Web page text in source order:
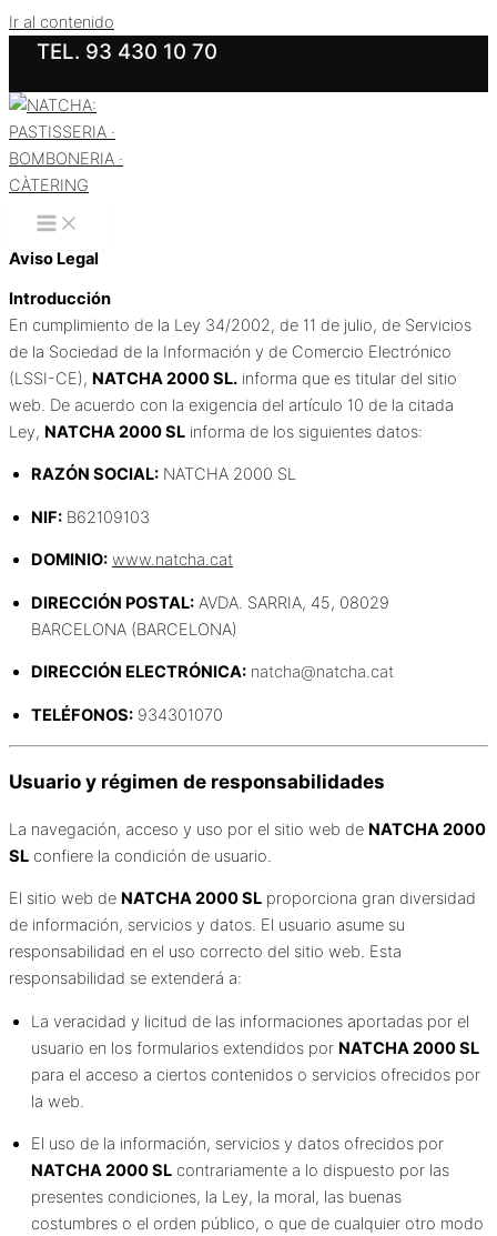
Ir al contenido
TEL. 93 430 10 70
Aviso Legal
Introducción
En cumplimiento de la Ley 34/2002, de 11 de julio, de Servicios
de la Sociedad de la Información y de Comercio Electrónico
(LSSI-CE), NATCHA 2000 SL. informa que es titular del sitio
web. De acuerdo con la exigencia del artículo 10 de la citada
Ley, NATCHA 2000 SL informa de los siguientes datos:
RAZÓN SOCIAL: NATCHA 2000 SL
NIF: B62109103
DOMINIO: www.natcha.cat
DIRECCIÓN POSTAL: AVDA. SARRIA, 45, 08029
BARCELONA (BARCELONA)
DIRECCIÓN ELECTRÓNICA: natcha@natcha.cat
TELÉFONOS: 934301070
Usuario y régimen de responsabilidades
La navegación, acceso y uso por el sitio web de NATCHA 2000
SL confiere la condición de usuario.
El sitio web de NATCHA 2000 SL proporciona gran diversidad
de información, servicios y datos. El usuario asume su
responsabilidad en el uso correcto del sitio web. Esta
responsabilidad se extenderá a:
La veracidad y licitud de las informaciones aportadas por el
usuario en los formularios extendidos por NATCHA 2000 SL
para el acceso a ciertos contenidos o servicios ofrecidos por
la web.
El uso de la información, servicios y datos ofrecidos por
NATCHA 2000 SL contrariamente a lo dispuesto por las
presentes condiciones, la Ley, la moral, las buenas
costumbres o el orden público, o que de cualquier otro modo